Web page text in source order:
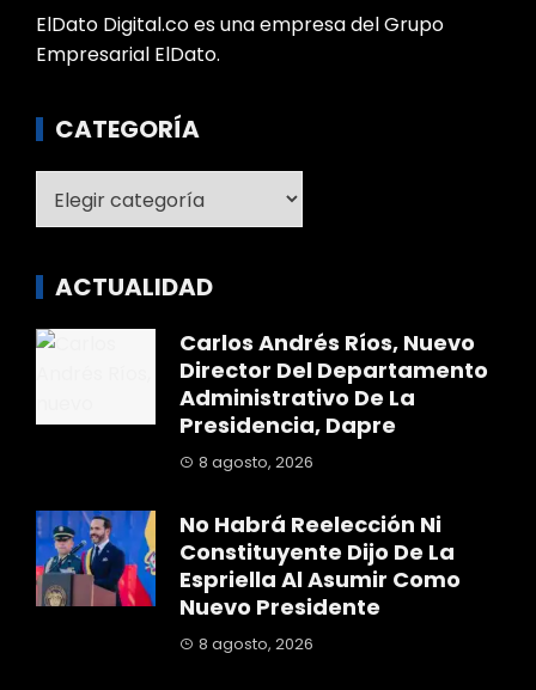
ElDato Digital.co es una empresa del Grupo
Empresarial ElDato.
CATEGORÍA
ACTUALIDAD
Carlos Andrés Ríos, Nuevo
Director Del Departamento
Administrativo De La
Presidencia, Dapre
8 agosto, 2026
No Habrá Reelección Ni
Constituyente Dijo De La
Espriella Al Asumir Como
Nuevo Presidente
8 agosto, 2026